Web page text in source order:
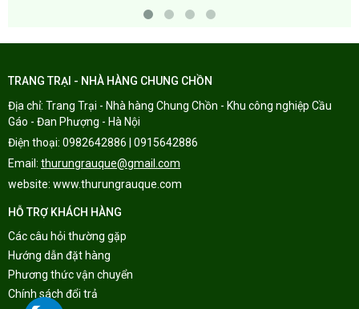
TRANG TRẠI - NHÀ HÀNG CHUNG CHỒN
Địa chỉ: Trang Trại - Nhà hàng Chung Chồn - Khu công nghiệp Cầu
Gáo - Đan Phượng - Hà Nội
Điện thoại: 0982642886 | 0915642886
Email: thurungrauque@gmail.com
website: www.thurungrauque.com
HỖ TRỢ KHÁCH HÀNG
Các câu hỏi thường gặp
Hướng dẫn đặt hàng
Phương thức vận chuyển
Chính sách đổi trả